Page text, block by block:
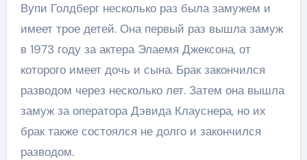
Вупи Голдберг несколько раз была замужем и
имеет трое детей. Она первый раз вышла замуж
в 1973 году за актера Элаемя Джексона, от
которого имеет дочь и сына. Брак закончился
разводом через несколько лет. Затем она вышла
замуж за оператора Дэвида Клауснера, но их
брак также состоялся не долго и закончился
разводом.